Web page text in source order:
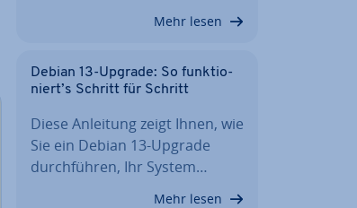
Mehr lesen
Debian 13-Upgrade: So funk­tio­
niert’s Schritt für Schritt
Diese Anleitung zeigt Ihnen, wie
Sie ein Debian 13-Upgrade
durch­füh­ren, Ihr System…
Mehr lesen